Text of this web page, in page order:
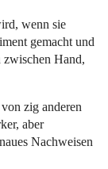
wenn sie
gemacht und
zwischen Hand,
zig anderen
aber
Nachweisen